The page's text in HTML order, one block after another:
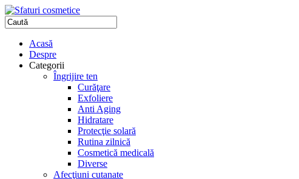
Acasă
Despre
Categorii
Îngrijire ten
Curăţare
Exfoliere
Anti Aging
Hidratare
Protecţie solară
Rutina zilnică
Cosmetică medicală
Diverse
Afecţiuni cutanate